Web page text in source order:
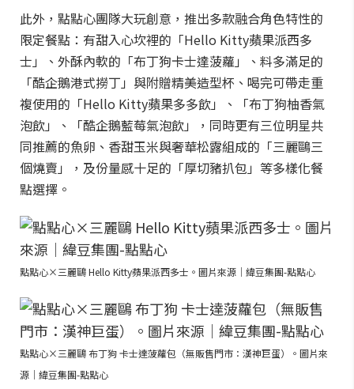
此外，點點心團隊大玩創意，推出多款融合角色特性的
限定餐點：有甜入心坎裡的「Hello Kitty蘋果派西多
士」、外酥內軟的「布丁狗卡士達菠蘿」、料多滿足的
「酷企鵝港式撈丁」與附贈精美造型杯、喝完可帶走重
複使用的「Hello Kitty蘋果多多飲」、「布丁狗柚香氣
泡飲」、「酷企鵝藍莓氣泡飲」，同時更有三位明星共
同推薦的魚卵、香甜玉米與奢華松露組成的「三麗鷗三
個燒賣」，及份量感十足的「厚切豬扒包」等多樣化餐
點選擇。
點點心×三麗鷗 Hello Kitty蘋果派西多士。圖片來源｜緯豆集團-點點心
點點心×三麗鷗 布丁狗 卡士達菠蘿包（無販售門市：漢神巨蛋）。圖片來
源｜緯豆集團-點點心